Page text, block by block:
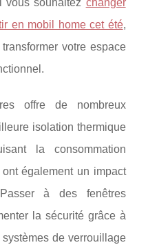
en mobil home cet été,
votre espace
offre de nombreux
isolation thermique
la consommation
également un impact
à des fenêtres
la sécurité grâce à
de verrouillage